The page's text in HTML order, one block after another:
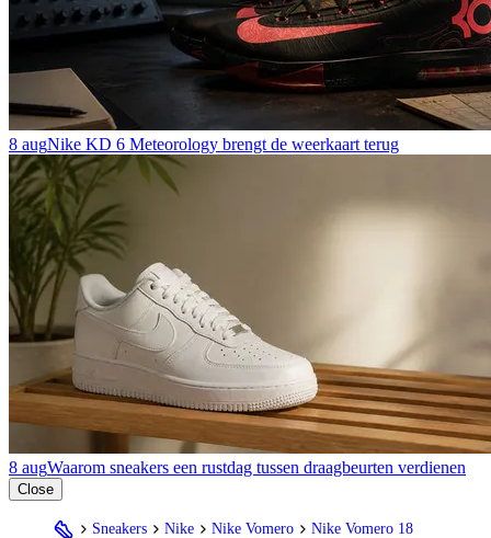
8 augNike KD 6 Meteorology brengt de weerkaart terug
8 augWaarom sneakers een rustdag tussen draagbeurten verdienen
Close
Sneakers Nike Nike Vomero Nike Vomero 18